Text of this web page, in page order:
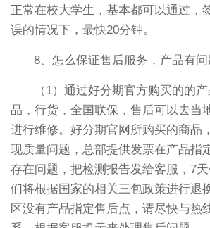
正常在校大学生，基本都可以通过，
误的情况下，最快20分钟。
8、怎么保证售后服务，产品有
（1）通过好分期官方购买的的
品，行货，全国联保，售后可以去当
进行维修。好分期官网所购买的商品
现质量问题，总部提供发票在产品指
存在问题，把检测报告发给客服，7
们将根据国家的相关三包政策进行退
区没有产品指定售后点，请尽快与热